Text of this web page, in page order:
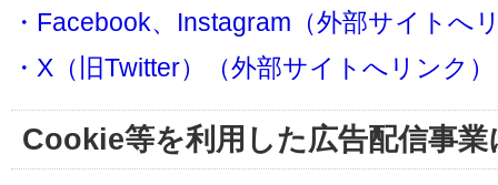
・Facebook、Instagram（外部サイトへ
・X（旧Twitter）（外部サイトへリンク）
Cookie等を利用した広告配信事